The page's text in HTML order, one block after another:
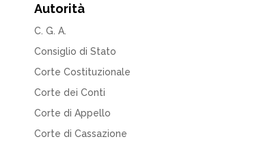
Autorità
C. G. A.
Consiglio di Stato
Corte Costituzionale
Corte dei Conti
Corte di Appello
Corte di Cassazione